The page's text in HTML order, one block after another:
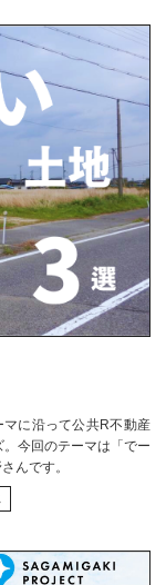
マに沿って公共R不動産
今回のテーマは「でー
んです。